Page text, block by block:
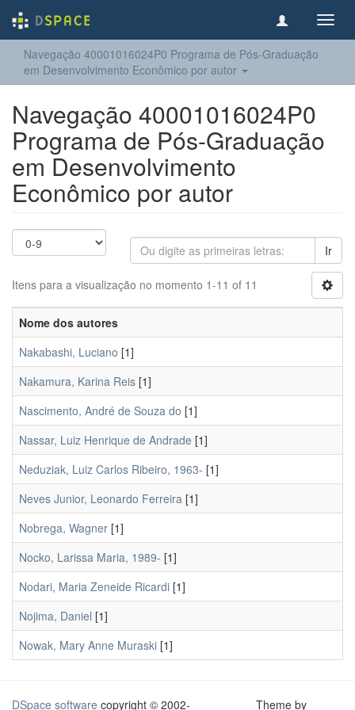
Navegação 40001016024P0 Programa de Pós-Graduação
em Desenvolvimento Econômico por autor
Navegação 40001016024P0
Programa de Pós-Graduação
em Desenvolvimento
Econômico por autor
Ir
Itens para a visualização no momento 1-11 of 11
Nome dos autores
Nakabashi, Luciano [1]
Nakamura, Karina Reis [1]
Nascimento, André de Souza do [1]
Nassar, Luiz Henrique de Andrade [1]
Neduziak, Luiz Carlos Ribeiro, 1963- [1]
Neves Junior, Leonardo Ferreira [1]
Nobrega, Wagner [1]
Nocko, Larissa Maria, 1989- [1]
Nodari, Maria Zeneide Ricardi [1]
Nojima, Daniel [1]
Nowak, Mary Anne Muraski [1]
DSpace software copyright © 2002- Theme by